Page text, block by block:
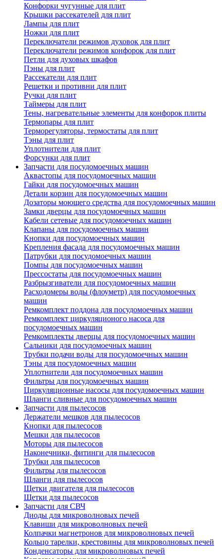
Конфорки чугунные для плит
Крышки рассекателей для плит
Лампы для плит
Ножки для плит
Переключатели режимов духовок для плит
Переключатели режимов конфорок для плит
Петли для духовых шкафов
Пэны для плит
Рассекатели для плит
Решетки и противни для плит
Ручки для плит
Таймеры для плит
Тены, нагревательные элементы для конфорок плиты
Термопары для плит
Терморегуляторы, термостаты для плит
Тэны для плит
Уплотнители для плит
Форсунки для плит
Запчасти для посудомоечных машин
Аквастопы для посудомоечных машин
Гайки для посудомоечных машин
Детали корзин для посудомоечных машин
Дозаторы моющего средства для посудомоечных машин
Замки дверцы для посудомоечных машин
Кабели сетевые для посудомоечных машин
Клапаны для посудомоечных машин
Кнопки для посудомоечных машин
Крепления фасада для посудомоечных машин
Патрубки для посудомоечных машин
Помпы для посудомоечных машин
Прессостаты для посудомоечных машин
Разбрызгиватели для посудомоечных машин
Расходомеры воды (флоуметр) для посудомоечных
машин
Ремкомплект поддона для посудомоечных машин
Ремкомплект циркуляционого насоса для
посудомоечных машин
Ремкомплекты дверцы для посудомоечных машин
Сальники для посудомоечных машин
Трубки подачи воды для посудомоечных машин
Тэны для посудомоечных машин
Уплотнители для посудомоечных машин
Фильтры для посудомоечных машин
Циркуляционные насосы для посудомоечных машин
Шланги сливные для посудомоечных машин
Запчасти для пылесосов
Держатели мешков для пылесосов
Кнопки для пылесосов
Мешки для пылесосов
Моторы для пылесосов
Наконечники, фитинги для пылесосов
Трубки для пылесосов
Фильтры для пылесосов
Шланги для пылесосов
Щетки двигателя для пылесосов
Щетки для пылесосов
Запчасти для СВЧ
Диоды для микроволновых печей
Клавиши для микроволновых печей
Колпачки магнетронов для микроволновых печей
Кольцо тарелки, крестовины для микроволновых печей
Конденсаторы для микроволновых печей